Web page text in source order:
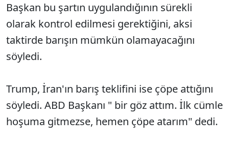
Başkan bu şartın uygulandığının sürekli
olarak kontrol edilmesi gerektiğini, aksi
taktirde barışın mümkün olamayacağını
söyledi.
Trump, İran'ın barış teklifini ise çöpe attığını
söyledi. ABD Başkanı " bir göz attım. İlk cümle
hoşuma gitmezse, hemen çöpe atarım" dedi.